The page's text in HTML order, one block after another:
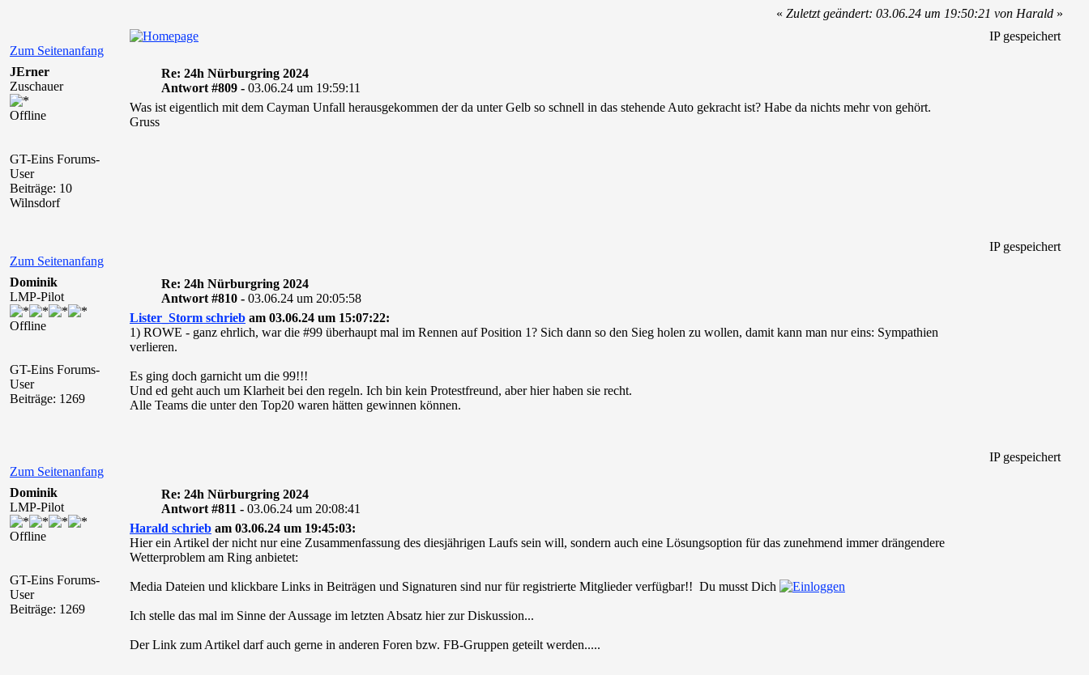
Zum Seitenanfang
«Zuletzt geändert: 03.06.24 um 19:50:21 von Harald »
IP gespeichert
JErner
Zuschauer
Offline
GT-Eins Forums-
User
Beiträge: 10
Wilnsdorf
Re: 24h Nürburgring 2024
Antwort #809 - 03.06.24 um 19:59:11
Was ist eigentlich mit dem Cayman Unfall herausgekommen der da unter Gelb so schnell in das stehende Auto gekracht ist? Habe da nichts mehr von gehört.
Gruss
Zum Seitenanfang
IP gespeichert
Dominik
LMP-Pilot
Offline
GT-Eins Forums-
User
Beiträge: 1269
Re: 24h Nürburgring 2024
Antwort #810 - 03.06.24 um 20:05:58
Lister_Storm schrieb am 03.06.24 um 15:07:22:
1) ROWE - ganz ehrlich, war die #99 überhaupt mal im Rennen auf Position 1? Sich dann so den Sieg holen zu wollen, damit kann man nur eins: Sympathien
verlieren.
Es ging doch garnicht um die 99!!!
Und ed geht auch um Klarheit bei den regeln. Ich bin kein Protestfreund, aber hier haben sie recht.
Alle Teams die unter den Top20 waren hätten gewinnen können.
Zum Seitenanfang
IP gespeichert
Dominik
LMP-Pilot
Offline
GT-Eins Forums-
User
Beiträge: 1269
Re: 24h Nürburgring 2024
Antwort #811 - 03.06.24 um 20:08:41
Harald schrieb am 03.06.24 um 19:45:03:
Hier ein Artikel der nicht nur eine Zusammenfassung des diesjährigen Laufs sein will, sondern auch eine Lösungsoption für das zunehmend immer drängendere
Wetterproblem am Ring anbietet:
Media Dateien und klickbare Links in Beiträgen und Signaturen sind nur für registrierte Mitglieder verfügbar!! Du musst Dich
Ich stelle das mal im Sinne der Aussage im letzten Absatz hier zur Diskussion...
Der Link zum Artikel darf auch gerne in anderen Foren bzw. FB-Gruppen geteilt werden.....